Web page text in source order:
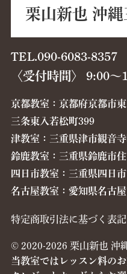
栗山新也 沖
TEL.090-6083-8357
〈受付時間〉 9:00〜
京都教室：京都府京都市
三条東入若松町399
津教室：三重県津市観音
鈴鹿教室：三重県鈴鹿市
四日市教室：三重県四日
名古屋教室：愛知県名古
特定商取引法に基づく表記
© 2020-2026 栗山新也 沖
当教室ではレッスン料の